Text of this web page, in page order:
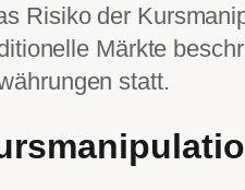
Risiko der
Märkte
statt.